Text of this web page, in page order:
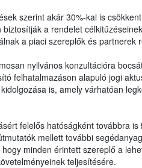
szerint akár 30%-kal is
a rendelet
a piaci szereplők és partnerek
nyilvános konzultációra
felhatalmazáson alapuló jogi
is, amely várhatóan
felelős hatóságként továbbra
mellett további
minden érintett szereplő a
teljesítésére.